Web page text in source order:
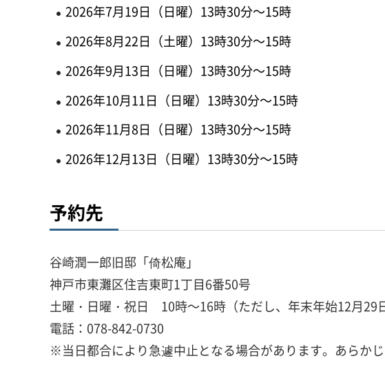
2026年7月19日（日曜）13時30分～15時
2026年8月22日（土曜）13時30分～15時
2026年9月13日（日曜）13時30分～15時
2026年10月11日（日曜）13時30分～15時
2026年11月8日（日曜）13時30分～15時
2026年12月13日（日曜）13時30分～15時
予約先
谷崎潤一郎旧邸「倚松庵」
神戸市東灘区住吉東町1丁目6番50号
土曜・日曜・祝日 10時～16時（ただし、年末年始12月29
電話：078-842-0730
※当日都合により急遽中止となる場合があります。あらかじ